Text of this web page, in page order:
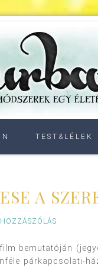
TEST&LÉLEK
A
bemutatóján
párkapcsolati-